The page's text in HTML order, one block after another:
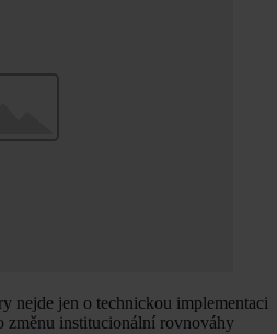
nejde jen o technickou implementaci
změnu institucionální rovnováhy